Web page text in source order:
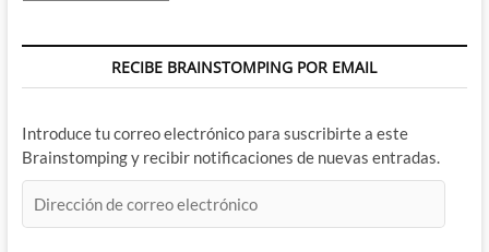
RECIBE BRAINSTOMPING POR EMAIL
Introduce tu correo electrónico para suscribirte a este
Brainstomping y recibir notificaciones de nuevas entradas.
de